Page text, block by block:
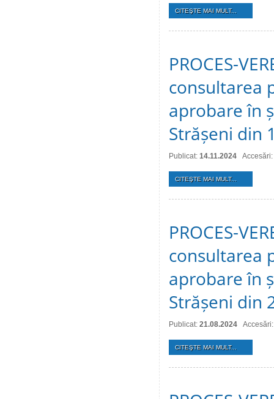
CITEŞTE MAI MULT...
PROCES-
consultarea
aprobare în
Strășeni din
Publicat: 14.11.2024
CITEŞTE MAI MULT...
PROCES-
consultarea
aprobare în
Strășeni din
Publicat: 21.08.2024
CITEŞTE MAI MULT...